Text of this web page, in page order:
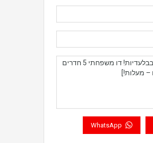
WhatsApp